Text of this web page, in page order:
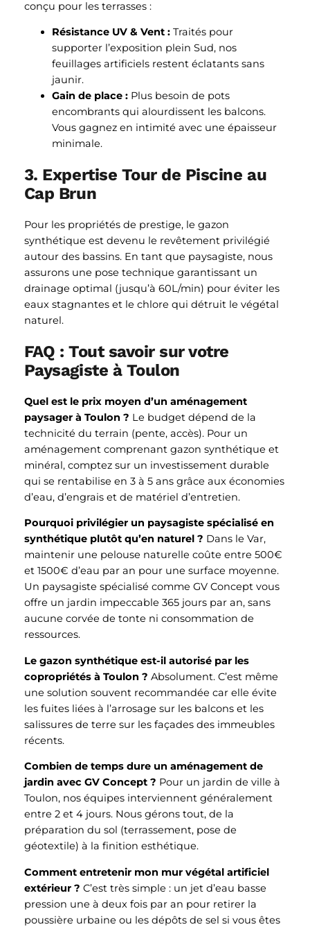
conçu pour les terrasses :
Résistance UV & Vent :Traités pour
supporter l’exposition plein Sud, nos
feuillages artificiels restent éclatants sans
jaunir.
Gain de place :Plus besoin de pots
encombrants qui alourdissent les balcons.
Vous gagnez en intimité avec une épaisseur
minimale.
3. Expertise Tour de Piscine au
Cap Brun
Pour les propriétés de prestige, le gazon
synthétique est devenu le revêtement privilégié
autour des bassins. En tant que paysagiste, nous
assurons une pose technique garantissant un
drainage optimal (jusqu’à 60L/min) pour éviter les
eaux stagnantes et le chlore qui détruit le végétal
naturel.
FAQ : Tout savoir sur votre
Paysagiste à Toulon
Quel est le prix moyen d’un aménagement
paysager à Toulon ? Le budget dépend de la
technicité du terrain (pente, accès). Pour un
aménagement comprenant gazon synthétique et
minéral, comptez sur un investissement durable
qui se rentabilise en 3 à 5 ans grâce aux économies
d’eau, d’engrais et de matériel d’entretien.
Pourquoi privilégier un paysagiste spécialisé en
synthétique plutôt qu’en naturel ? Dans le Var,
maintenir une pelouse naturelle coûte entre 500€
et 1500€ d’eau par an pour une surface moyenne.
Un paysagiste spécialisé comme GV Concept vous
offre un jardin impeccable 365 jours par an, sans
aucune corvée de tonte ni consommation de
ressources.
Le gazon synthétique est-il autorisé par les
copropriétés à Toulon ? Absolument. C’est même
une solution souvent recommandée car elle évite
les fuites liées à l’arrosage sur les balcons et les
salissures de terre sur les façades des immeubles
récents.
Combien de temps dure un aménagement de
jardin avec GV Concept ? Pour un jardin de ville à
Toulon, nos équipes interviennent généralement
entre 2 et 4 jours. Nous gérons tout, de la
préparation du sol (terrassement, pose de
géotextile) à la finition esthétique.
Comment entretenir mon mur végétal artificiel
extérieur ? C’est très simple : un jet d’eau basse
pression une à deux fois par an pour retirer la
poussière urbaine ou les dépôts de sel si vous êtes